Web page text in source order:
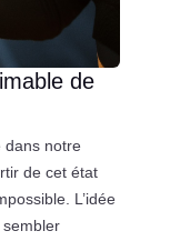
de
dans notre
de cet état
L’idée